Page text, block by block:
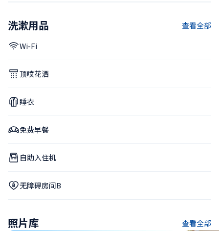
洗漱用品 查看全部
Wi-Fi
顶喷花洒
睡衣
免费早餐
自助入住机
无障碍房间B
照片库 查看全部